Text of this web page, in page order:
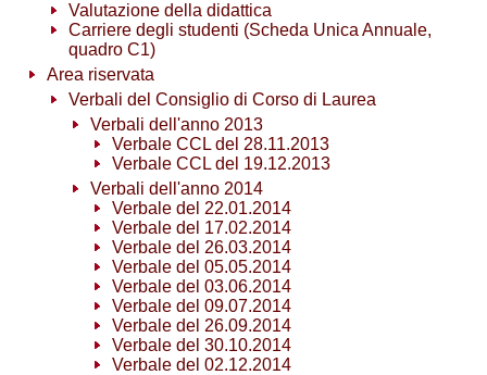
Valutazione della didattica
Carriere degli studenti (Scheda Unica Annuale,
quadro C1)
Area riservata
Verbali del Consiglio di Corso di Laurea
Verbali dell'anno 2013
Verbale CCL del 28.11.2013
Verbale CCL del 19.12.2013
Verbali dell'anno 2014
Verbale del 22.01.2014
Verbale del 17.02.2014
Verbale del 26.03.2014
Verbale del 05.05.2014
Verbale del 03.06.2014
Verbale del 09.07.2014
Verbale del 26.09.2014
Verbale del 30.10.2014
Verbale del 02.12.2014